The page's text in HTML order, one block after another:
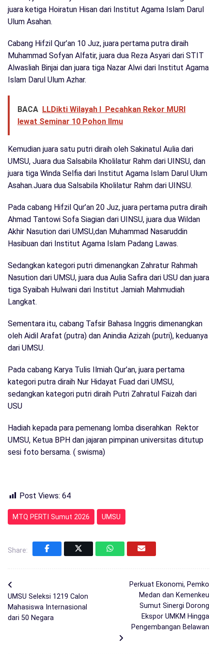
juara ketiga Hoiratun Hisan dari Institut Agama Islam Darul
Ulum Asahan.
Cabang Hifzil Qur’an 10 Juz, juara pertama putra diraih
Muhammad Sofyan Alfatir, juara dua Reza Asyari dari STIT
Alwasliah Binjai dan juara tiga Nazar Alwi dari Institut Agama
Islam Darul Ulum Azhar.
BACA LLDikti Wilayah I Pecahkan Rekor MURI
lewat Seminar 10 Pohon Ilmu
Kemudian juara satu putri diraih oleh Sakinatul Aulia dari
UMSU, Juara dua Salsabila Kholilatur Rahm dari UINSU, dan
juara tiga Winda Selfia dari Institut Agama Islam Darul Ulum
Asahan.Juara dua Salsabila Kholilatur Rahm dari UINSU.
Pada cabang Hifzil Qur’an 20 Juz, juara pertama putra diraih
Ahmad Tantowi Sofa Siagian dari UINSU, juara dua Wildan
Akhir Nasution dari UMSU,dan Muhammad Nasaruddin
Hasibuan dari Institut Agama Islam Padang Lawas.
Sedangkan kategori putri dimenangkan Zahratur Rahmah
Nasution dari UMSU, juara dua Aulia Safira dari USU dan juara
tiga Syaibah Hulwani dari Institut Jamiah Mahmudiah
Langkat.
Sementara itu, cabang Tafsir Bahasa Inggris dimenangkan
oleh Aidil Arafat (putra) dan Anindia Azizah (putri), keduanya
dari UMSU.
Pada cabang Karya Tulis Ilmiah Qur’an, juara pertama
kategori putra diraih Nur Hidayat Fuad dari UMSU,
sedangkan kategori putri diraih Putri Zahratul Faizah dari
USU
Hadiah kepada para pemenang lomba diserahkan Rektor
UMSU, Ketua BPH dan jajaran pimpinan universitas ditutup
sesi foto bersama. ( swisma)
Post Views: 64
MTQ PERTI Sumut 2026 UMSU
Share:
UMSU Seleksi 1219 Calon
Mahasiswa Internasional
dari 50 Negara
Perkuat Ekonomi, Pemko
Medan dan Kemenkeu
Sumut Sinergi Dorong
Ekspor UMKM Hingga
Pengembangan Belawan